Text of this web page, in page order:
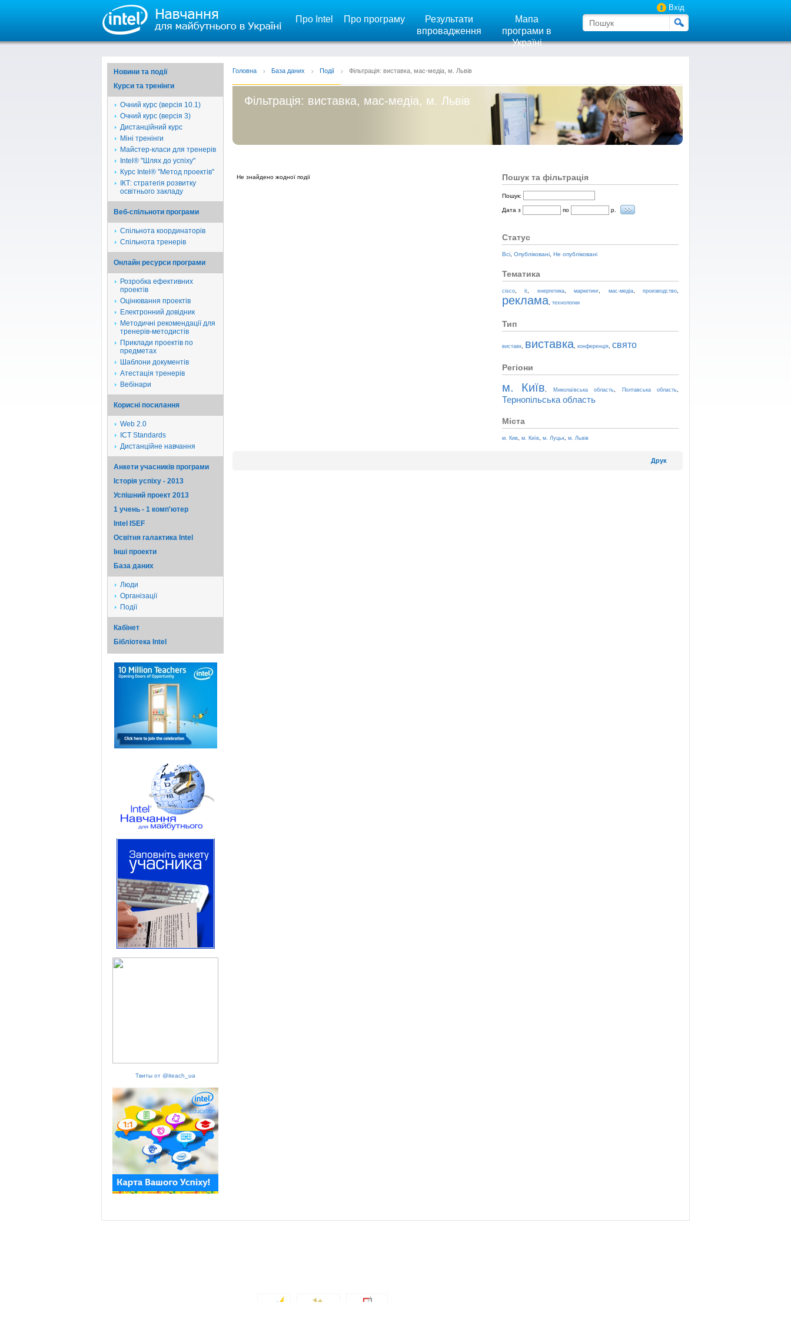
Вхід
Про Intel Про програму
Результати
впровадження
Мапа
програми в
Україні
Новини та події
Курси та тренінги
Очний курс (версія 10.1)
Очний курс (версія 3)
Дистанційний курс
Міні тренінги
Майстер-класи для тренерів
Intel® "Шлях до успіху"
Курс Intel® "Метод проектів"
ІКТ: стратегія розвитку
освітнього закладу
Веб-спільноти програми
Спільнота координаторів
Спільнота тренерів
Онлайн ресурси програми
Розробка ефективних
проектів
Оцінювання проектів
Електронний довідник
Методичні рекомендації для
тренерів-методистів
Приклади проектів по
предметах
Шаблони документів
Атестація тренерів
Вебінари
Корисні посилання
Web 2.0
ICT Standards
Дистанційне навчання
Анкети учасників програми
Історія успіху - 2013
Успішний проект 2013
1 учень - 1 комп'ютер
Intel ISEF
Освітня галактика Intel
Iншi проекти
База даних
Люди
Організації
Події
Кабінет
Бібліотека Intel
Твиты от @iteach_ua
Головна База даних Події Фільтрація: виставка, мас-медіа, м. Львів
Фільтрація: виставка, мас-медіа, м. Львів
Не знайдено жодної події Пошук та фільтрація
Пошук:
Дата з по р.
Статус
Всі Опубліковані Не опубліковані
Тематика
cisco ,it енергетика,маркетинг мас-медіа,производство
реклама технологии
Тип
виставк виставка конференція свято
Регіони
м. Київ Миколаївська область Полтавська область
Тернопільська область
Міста
м. Кив м. Київ м. Луцьк м. Львів
Друк